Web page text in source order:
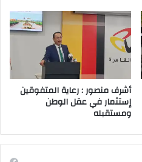
أشرف منصور : رعاية المتفوقين
إستثمار في عقل الوطن
ومستقبله